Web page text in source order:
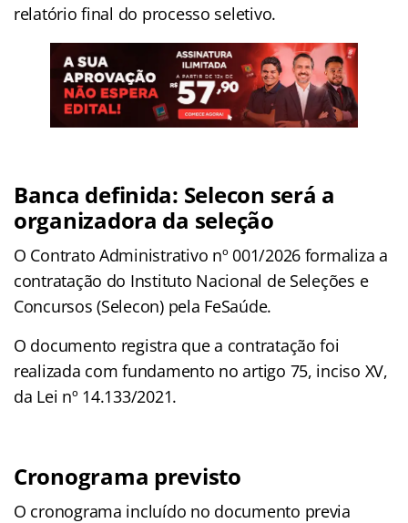
relatório final do processo seletivo.
Banca definida: Selecon será a
organizadora da seleção
O Contrato Administrativo nº 001/2026 formaliza a
contratação do Instituto Nacional de Seleções e
Concursos (Selecon) pela FeSaúde.
O documento registra que a contratação foi
realizada com fundamento no artigo 75, inciso XV,
da Lei nº 14.133/2021.
Cronograma previsto
O cronograma incluído no documento previa